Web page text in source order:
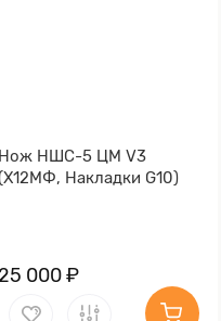
Нож НШС-5 ЦМ V3
(Х12МФ, Накладки G10)
25 000 ₽